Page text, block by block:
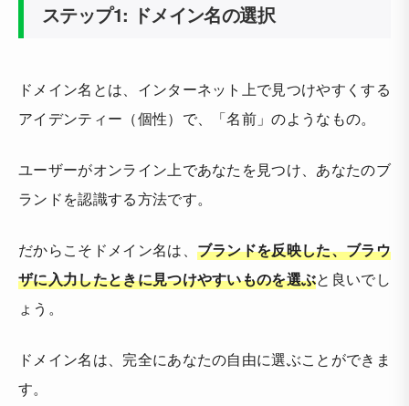
ステップ1: ドメイン名の選択
ドメイン名とは、インターネット上で見つけやすくする
アイデンティー（個性）で、「名前」のようなもの。
ユーザーがオンライン上であなたを見つけ、あなたのブ
ランドを認識する方法です。
だからこそドメイン名は、 ブランドを反映した、ブラウ
ザに入力したときに見つけやすいものを選ぶと良いでし
ょう。
ドメイン名は、完全にあなたの自由に選ぶことができま
す。